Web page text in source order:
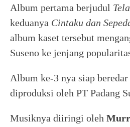
Album pertama berjudul
keduanya Cintaku dan
album kaset tersebut
Suseno ke jenjang
Album ke-3 nya siap beredar
diproduksi oleh PT Padang
Musiknya diiringi oleh